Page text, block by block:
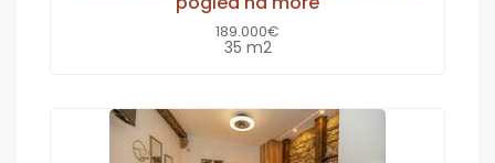
189.000€
35 m2